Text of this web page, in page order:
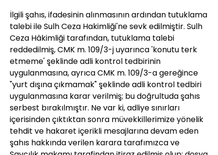
İlgili şahıs, ifadesinin alınmasının ardından tutuklama
talebi ile Sulh Ceza Hakimliği'ne sevk edilmiştir. Sulh
Ceza Hâkimliği tarafından, tutuklama talebi
reddedilmiş, CMK m. 109/3-j uyarınca 'konutu terk
etmeme' şeklinde adli kontrol tedbirinin
uygulanmasına, ayrıca CMK m. 109/3-a gereğince
"yurt dışına çıkmamak" şeklinde adli kontrol tedbiri
uygulanmasına karar verilmiş; bu doğrultuda şahıs
serbest bırakılmıştır. Ne var ki, adliye sınırları
içerisinden çıktıktan sonra müvekkillerimize yönelik
tehdit ve hakaret içerikli mesajlarına devam eden
şahıs hakkında verilen karara tarafımızca ve